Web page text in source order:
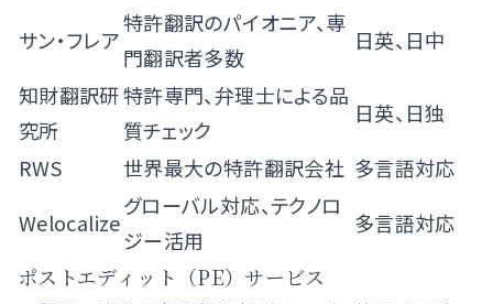
サン・フレア
特許翻訳のパイオニア、専
門翻訳者多数
日英、日中
知財翻訳研
究所
特許専門、弁理士による品
質チェック
日英、日独
RWS
世界最大の特許翻訳会社 多言語対応
Welocalize
グローバル対応、テクノロ
ジー活用
多言語対応
ポストエディット（PE）サービス